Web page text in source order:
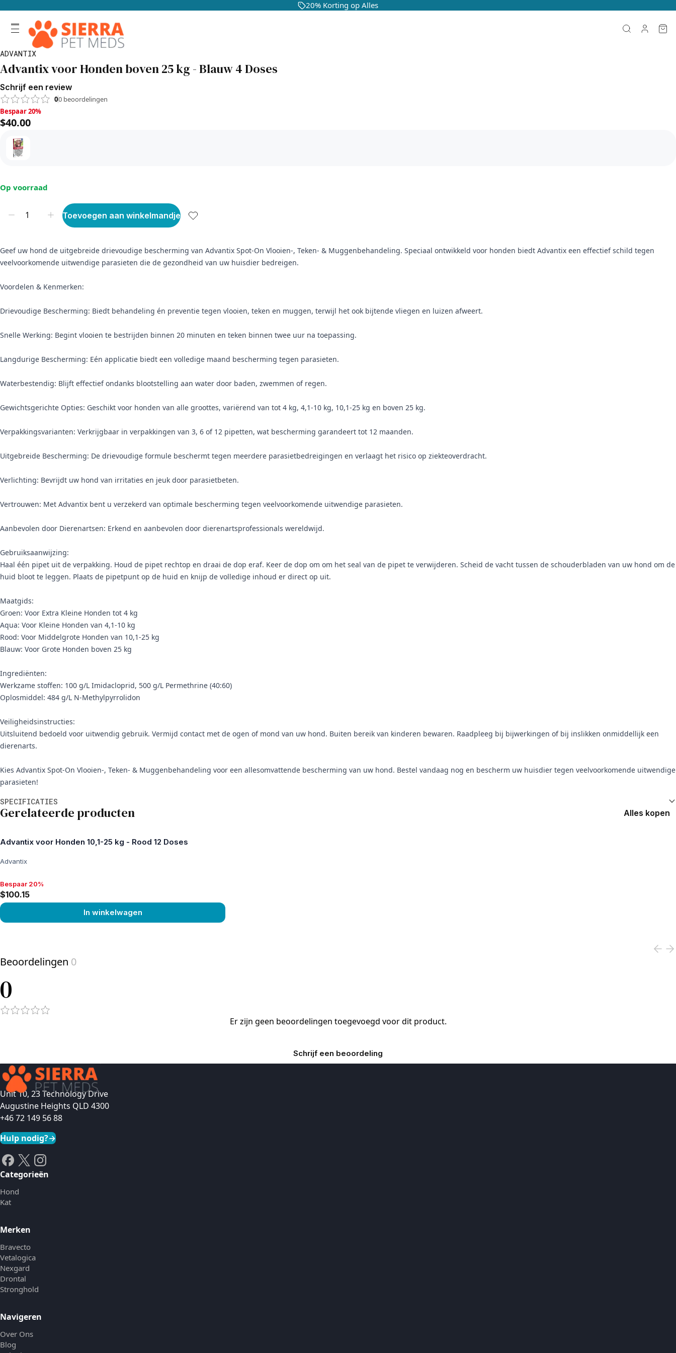
20% Korting op Alles
ADVANTIX
Advantix voor Honden boven 25 kg - Blauw 4 Doses
Schrijf een review
00 beoordelingen
Bespaar 20%, $40.00
Bespaar 20%
$40.00
Op voorraad
Toevoegen aan winkelmandje
Geef uw hond de uitgebreide drievoudige bescherming van Advantix Spot-On Vlooien-, Teken- & Muggenbehandeling. Speciaal ontwikkeld voor honden biedt Advantix een effectief schild tegen
veelvoorkomende uitwendige parasieten die de gezondheid van uw huisdier bedreigen.
Voordelen & Kenmerken:
Drievoudige Bescherming: Biedt behandeling én preventie tegen vlooien, teken en muggen, terwijl het ook bijtende vliegen en luizen afweert.
Snelle Werking: Begint vlooien te bestrijden binnen 20 minuten en teken binnen twee uur na toepassing.
Langdurige Bescherming: Eén applicatie biedt een volledige maand bescherming tegen parasieten.
Waterbestendig: Blijft effectief ondanks blootstelling aan water door baden, zwemmen of regen.
Gewichtsgerichte Opties: Geschikt voor honden van alle groottes, variërend van tot 4 kg, 4,1-10 kg, 10,1-25 kg en boven 25 kg.
Verpakkingsvarianten: Verkrijgbaar in verpakkingen van 3, 6 of 12 pipetten, wat bescherming garandeert tot 12 maanden.
Uitgebreide Bescherming: De drievoudige formule beschermt tegen meerdere parasietbedreigingen en verlaagt het risico op ziekteoverdracht.
Verlichting: Bevrijdt uw hond van irritaties en jeuk door parasietbeten.
Vertrouwen: Met Advantix bent u verzekerd van optimale bescherming tegen veelvoorkomende uitwendige parasieten.
Aanbevolen door Dierenartsen: Erkend en aanbevolen door dierenartsprofessionals wereldwijd.
Gebruiksaanwijzing:
Haal één pipet uit de verpakking. Houd de pipet rechtop en draai de dop eraf. Keer de dop om om het seal van de pipet te verwijderen. Scheid de vacht tussen de schouderbladen van uw hond om de
huid bloot te leggen. Plaats de pipetpunt op de huid en knijp de volledige inhoud er direct op uit.
Maatgids:
Groen: Voor Extra Kleine Honden tot 4 kg
Aqua: Voor Kleine Honden van 4,1-10 kg
Rood: Voor Middelgrote Honden van 10,1-25 kg
Blauw: Voor Grote Honden boven 25 kg
Ingrediënten:
Werkzame stoffen: 100 g/L Imidacloprid, 500 g/L Permethrine (40:60)
Oplosmiddel: 484 g/L N-Methylpyrrolidon
Veiligheidsinstructies:
Uitsluitend bedoeld voor uitwendig gebruik. Vermijd contact met de ogen of mond van uw hond. Buiten bereik van kinderen bewaren. Raadpleeg bij bijwerkingen of bij inslikken onmiddellijk een
dierenarts.
Kies Advantix Spot-On Vlooien-, Teken- & Muggenbehandeling voor een allesomvattende bescherming van uw hond. Bestel vandaag nog en bescherm uw huisdier tegen veelvoorkomende uitwendige
parasieten!
SPECIFICATIES
Gerelateerde producten Alles kopen
Advantix voor Honden 10,1-25 kg - Rood 12 Doses
Advantix
Bespaar 20%, $100.15
Bespaar 20%
$100.15
In winkelwagen
Beoordelingen 0
0
Er zijn geen beoordelingen toegevoegd voor dit product.
Schrijf een beoordeling
Unit 10, 23 Technology Drive
Augustine Heights QLD 4300
+46 72 149 56 88
Hulp nodig?→
Categorieën
Hond
Kat
Merken
Bravecto
Vetalogica
Nexgard
Drontal
Stronghold
Navigeren
Over Ons
Blog